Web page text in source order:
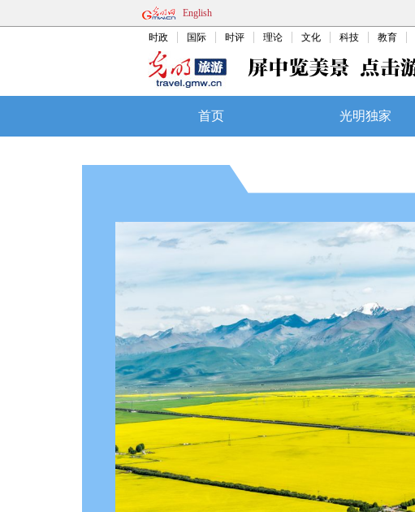
English
时政 国际 时评 理论 文化 科技 教育
首页 光明独家